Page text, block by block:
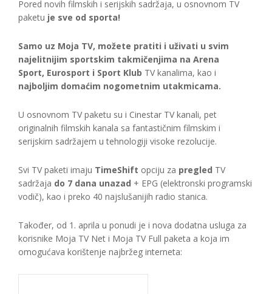
Pored novih filmskih i serijskih sadržaja, u osnovnom TV
paketu je sve od sporta!
Samo uz Moja TV, možete pratiti i uživati u svim
najelitnijim sportskim takmičenjima na Arena
Sport, Eurosport i Sport Klub TV kanalima, kao i
najboljim domaćim nogometnim utakmicama.
U osnovnom TV paketu su i Cinestar TV kanali, pet
originalnih filmskih kanala sa fantastičnim filmskim i
serijskim sadržajem u tehnologiji visoke rezolucije.
Svi TV paketi imaju TimeShift opciju za pregled TV
sadržaja do 7 dana unazad + EPG (elektronski programski
vodič), kao i preko 40 najslušanijih radio stanica.
Također, od 1. aprila u ponudi je i nova dodatna usluga za
korisnike Moja TV Net i Moja TV Full paketa a koja im
omogućava korištenje najbržeg interneta: